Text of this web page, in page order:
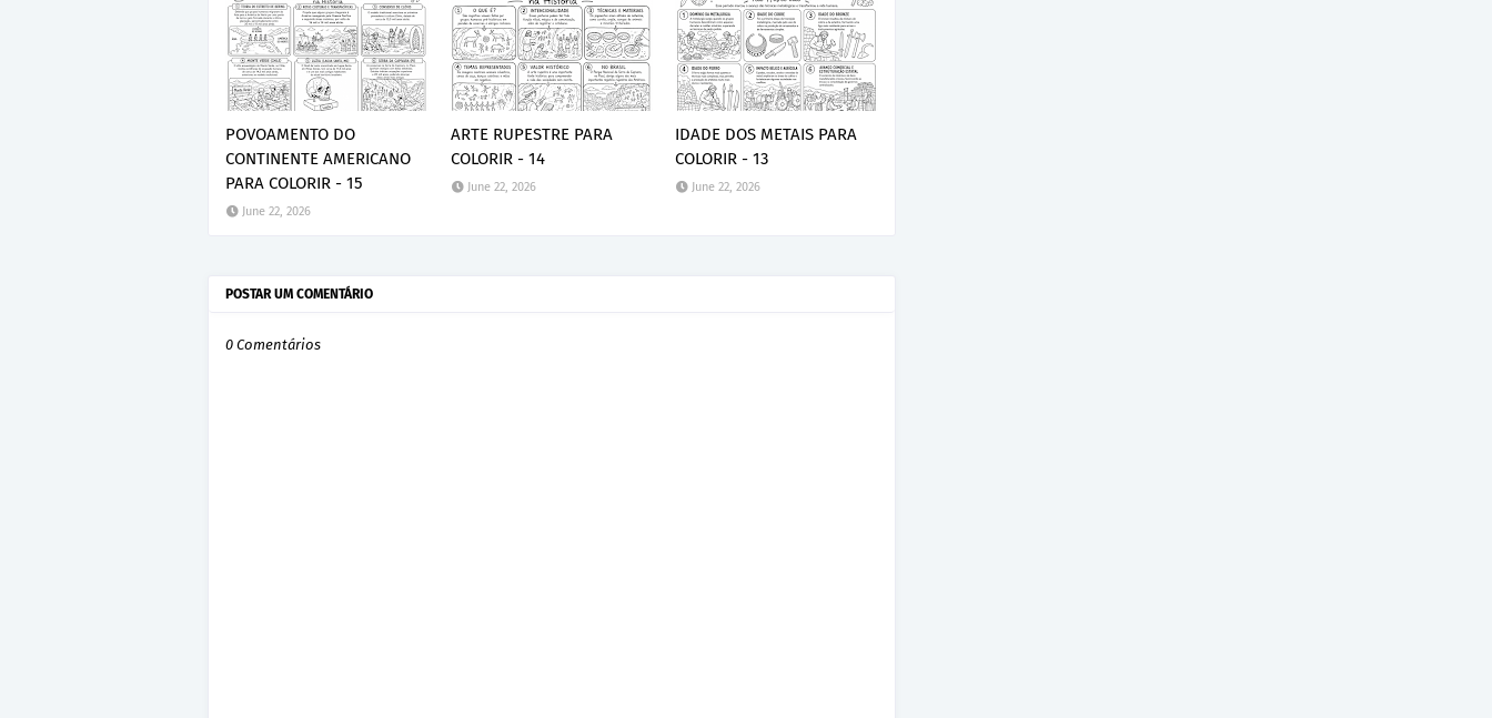
POVOAMENTO DO
CONTINENTE AMERICANO
PARA COLORIR - 15
June 22, 2026
ARTE RUPESTRE PARA
COLORIR - 14
June 22, 2026
IDADE DOS METAIS PARA
COLORIR - 13
June 22, 2026
POSTAR UM COMENTÁRIO
0 Comentários